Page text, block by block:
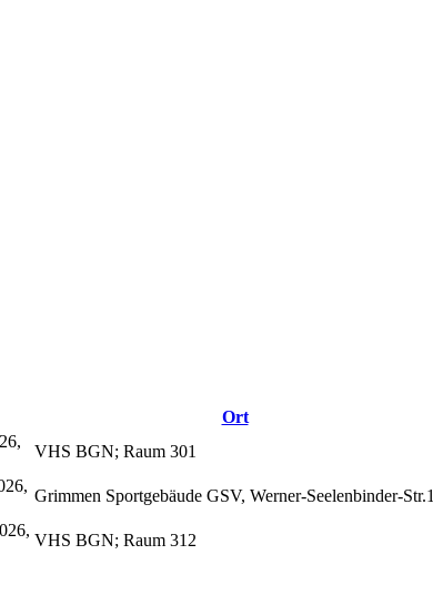
Ort
VHS BGN; Raum 301
Grimmen Sportgebäude GSV, Werner-Seelenbinder-Str.1
VHS BGN; Raum 312